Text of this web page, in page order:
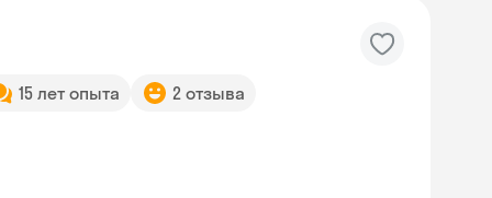
15 лет опыта 2 отзыва